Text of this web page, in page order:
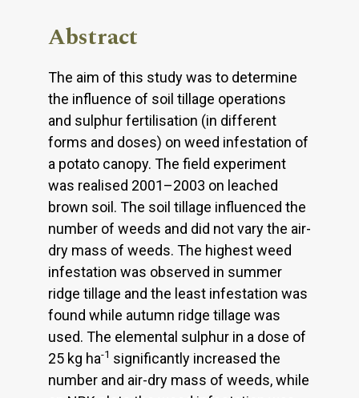
Abstract
The aim of this study was to determine
the influence of soil tillage operations
and sulphur fertilisation (in different
forms and doses) on weed infestation of
a potato canopy. The field experiment
was realised 2001–2003 on leached
brown soil. The soil tillage influenced the
number of weeds and did not vary the air-
dry mass of weeds. The highest weed
infestation was observed in summer
ridge tillage and the least infestation was
found while autumn ridge tillage was
used. The elemental sulphur in a dose of
25 kg ha-1 significantly increased the
number and air-dry mass of weeds, while